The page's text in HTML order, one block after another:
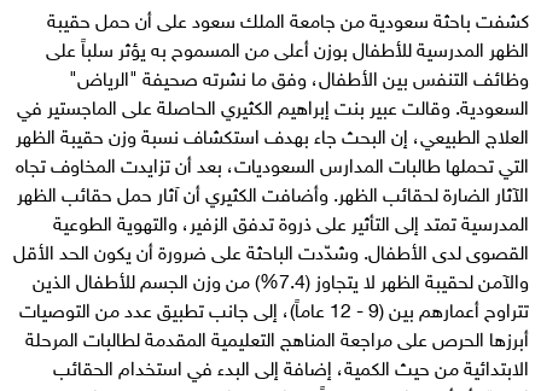
كشفت باحثة سعودية من جامعة الملك سعود على أن حمل حقيبة
الظهر المدرسية للأطفال بوزن أعلى من المسموح به يؤثر سلباً على
وظائف التنفس بين الأطفال، وفق ما نشرته صحيفة "الرياض"
السعودية. وقالت عبير بنت إبراهيم الكثيري الحاصلة على الماجستير في
العلاج الطبيعي، إن البحث جاء بهدف استكشاف نسبة وزن حقيبة الظهر
التي تحملها طالبات المدارس السعوديات، بعد أن تزايدت المخاوف تجاه
الآثار الضارة لحقائب الظهر. وأضافت الكثيري أن آثار حمل حقائب الظهر
المدرسية تمتد إلى التأثير على ذروة تدفق الزفير، والتهوية الطوعية
القصوى لدى الأطفال. وشدّدت الباحثة على ضرورة أن يكون الحد الأقل
والآمن لحقيبة الظهر لا يتجاوز (7.4%) من وزن الجسم للأطفال الذين
تتراوح أعمارهم بين (9 - 12 عاماً)، إلى جانب تطبيق عدد من التوصيات
أبرزها الحرص على مراجعة المناهج التعليمية المقدمة لطالبات المرحلة
الابتدائية من حيث الكمية، إضافة إلى البدء في استخدام الحقائب